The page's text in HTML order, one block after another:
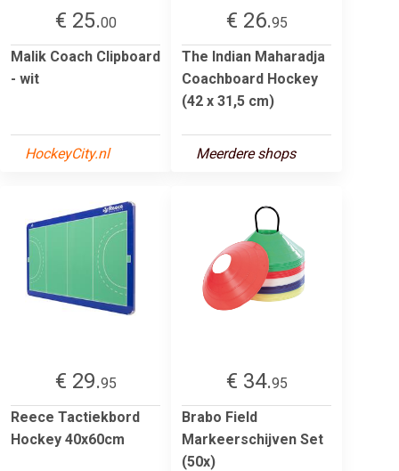
€ 25.00
Malik Coach Clipboard
- wit
HockeyCity.nl
€ 26.95
The Indian Maharadja
Coachboard Hockey
(42 x 31,5 cm)
Meerdere shops
€ 29.95
Reece Tactiekbord
Hockey 40x60cm
€ 34.95
Brabo Field
Markeerschijven Set
(50x)